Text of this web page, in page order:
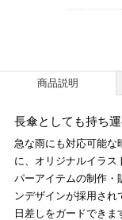
商品説明
長傘としても持ち
急な雨にも対応可能な
に、オリジナルイラス
パーアイテムの制作・
ンデザインが採用され
日差しをガードできま